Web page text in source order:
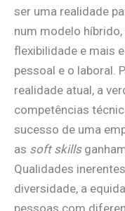
ser uma realidade
num modelo
flexibilidade e mais
pessoal e o laboral.
realidade atual, a
competências
sucesso de uma
as soft skills
Qualidades
diversidade, a